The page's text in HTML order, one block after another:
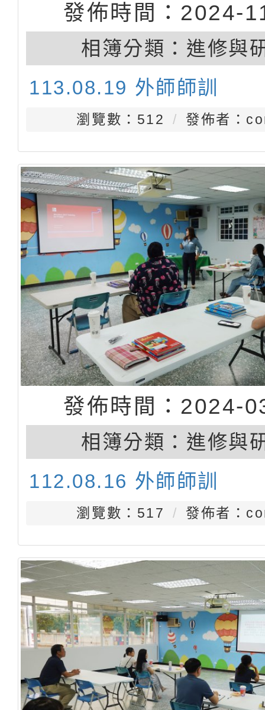
發佈時間：2024-
相簿分類： 進修與
113.08.19 外師師訓
瀏覽數：512 發佈者：
發佈時間：2024-
相簿分類： 進修與
112.08.16 外師師訓
瀏覽數：517 發佈者：